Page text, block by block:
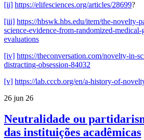
[ii] https://elifesciences.org/articles/28699?
[iii] https://hbswk.hbs.edu/item/the-novelty-
science-evidence-from-randomized-medical-
evaluations
[iv] https://theconversation.com/novelty-in-
distracting-obsession-84032
[v] https://lab.cccb.org/en/a-history-of-
26 jun 26
Neutralidade ou
das instituições acadêmicas